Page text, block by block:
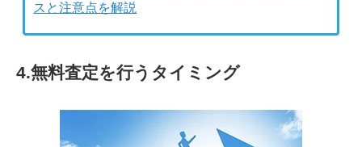
スと注意点を解説
4.無料査定を行うタイミング